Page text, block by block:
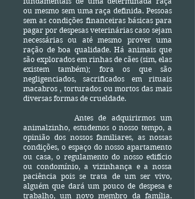
ou mesmo sem uma raça definida. Pessoas
sem as condições financeiras básicas para
pagar por despesas veterinárias caso sejam
necessárias ou até mesmo prover uma
ração de boa qualidade. Há animais que
são explorados em rinhas de cães (sim, elas
existem também); fora os que são
negligenciados, sacrificados em rituais
macabros , torturados ou mortos das mais
diversas formas de crueldade.
Antes de adquirirmos um
animalzinho, estudemos o nosso tempo, a
opinião dos nossos familiares, as nossas
condições, o espaço do nosso apartamento
ou casa, o regulamento do nosso edifício
ou condomínio, a vizinhança e a nossa
paciência pois se trata de um ser vivo,
alguém que dará um pouco de despesa e
trabalho, um novo membro da família.